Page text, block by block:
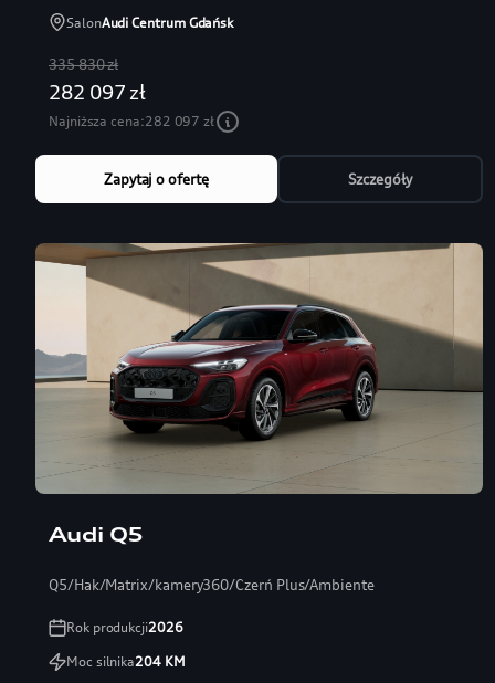
SalonAudi Centrum Gdańsk
335 830 zł
282 097 zł
Najniższa cena:282 097 zł
Zapytaj o ofertę Szczegóły
Audi Q5
Q5/Hak/Matrix/kamery360/Czerń Plus/Ambiente
Rok produkcji2026
Moc silnika204KM